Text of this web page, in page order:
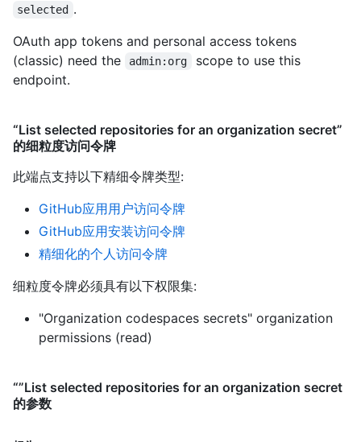
selected .
OAuth app tokens and personal access tokens
(classic) need the
admin:org
scope to use this
endpoint.
“List selected repositories for an organization secret”
的细粒度访问令牌
此端点支持以下精细令牌类型:
GitHub应用用户访问令牌
GitHub应用安装访问令牌
精细化的个人访问令牌
细粒度令牌必须具有以下权限集:
"Organization codespaces secrets" organization
permissions (read)
“”List selected repositories for an organization secret
的参数